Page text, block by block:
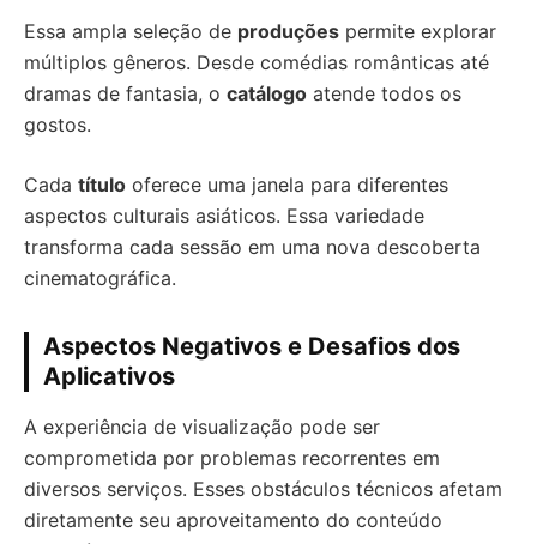
Essa ampla seleção de produções permite explorar
múltiplos gêneros. Desde comédias românticas até
dramas de fantasia, o catálogo atende todos os
gostos.
Cada título oferece uma janela para diferentes
aspectos culturais asiáticos. Essa variedade
transforma cada sessão em uma nova descoberta
cinematográfica.
Aspectos Negativos e Desafios dos
Aplicativos
A experiência de visualização pode ser
comprometida por problemas recorrentes em
diversos serviços. Esses obstáculos técnicos afetam
diretamente seu aproveitamento do conteúdo